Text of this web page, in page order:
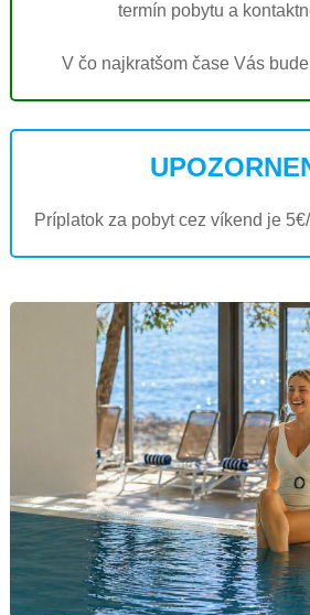
termín pobytu a
V čo najkratšom čase Vás
Príplatok za pobyt cez víkend je